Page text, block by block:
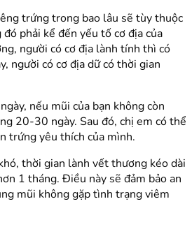
trứng trong bao lâu sẽ tùy thuộc
phải kể đến yếu tố cơ địa của
người có cơ địa lành tính thì có
người có cơ địa dữ có thời gian
nếu mũi của bạn không còn
20-30 ngày. Sau đó, chị em có thể
trứng yêu thích của mình.
thời gian lành vết thương kéo dài
1 tháng. Điều này sẽ đảm bảo an
mũi không gặp tình trạng viêm